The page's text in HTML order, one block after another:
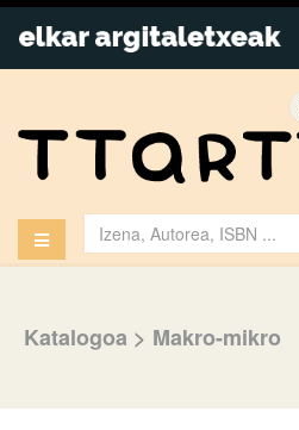
Katalogoa > Makro-mikro